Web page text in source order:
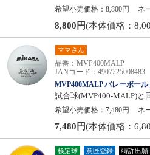
希望小売価格：8,800円
ネ
8,800円(本体価格：
ママさん
品番：MVP400MALP
JANコード：4907225008483
MVP400MALP バレーボー
試合球(MVP400-MALP)と
希望小売価格：7,480円
ネ
7,480円(本体価格：
検定球 意匠登録 特許出願